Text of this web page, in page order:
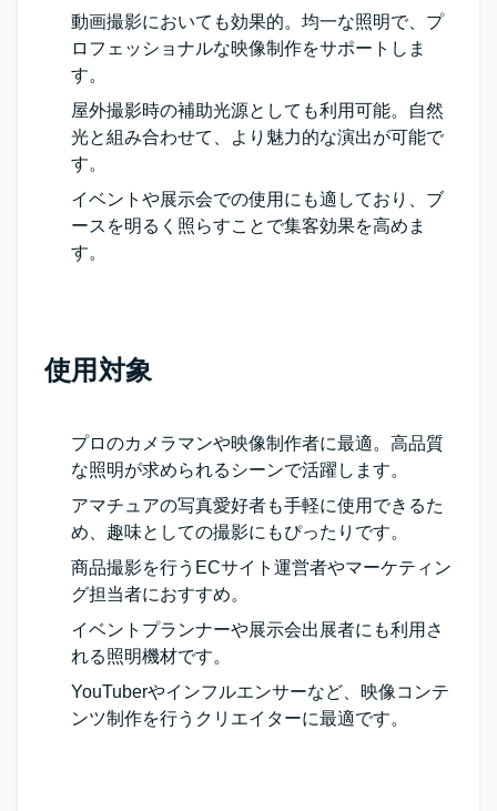
動画撮影においても効果的。均一な照明で、プ
ロフェッショナルな映像制作をサポートしま
す。
屋外撮影時の補助光源としても利用可能。自然
光と組み合わせて、より魅力的な演出が可能で
す。
イベントや展示会での使用にも適しており、ブ
ースを明るく照らすことで集客効果を高めま
す。
使用対象
プロのカメラマンや映像制作者に最適。高品質
な照明が求められるシーンで活躍します。
アマチュアの写真愛好者も手軽に使用できるた
め、趣味としての撮影にもぴったりです。
商品撮影を行うECサイト運営者やマーケティン
グ担当者におすすめ。
イベントプランナーや展示会出展者にも利用さ
れる照明機材です。
YouTuberやインフルエンサーなど、映像コンテ
ンツ制作を行うクリエイターに最適です。